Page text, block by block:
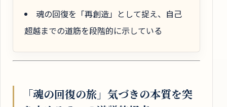
魂の回復を「再創造」として捉え、自己
超越までの道筋を段階的に示している
「魂の回復の旅」気づきの本質を突